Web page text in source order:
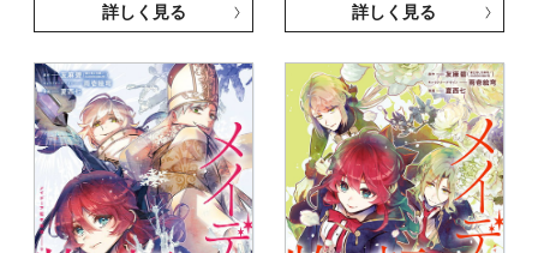
詳しく見る 詳しく見る